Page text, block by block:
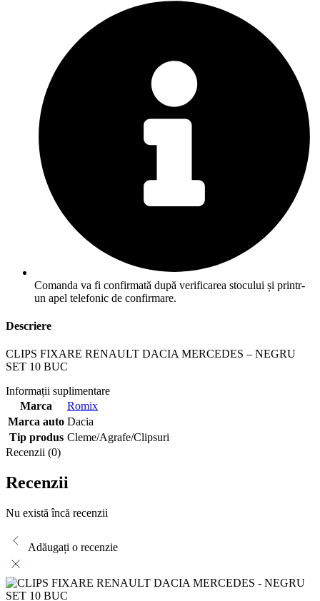
Comanda va fi confirmată după verificarea stocului și printr-
un apel telefonic de confirmare.
Descriere
CLIPS FIXARE RENAULT DACIA MERCEDES – NEGRU
SET 10 BUC
Informații suplimentare
Marca
Romix
Marca auto Dacia
Tip produs Cleme/Agrafe/Clipsuri
Recenzii (0)
Recenzii
Nu există încă recenzii
Adăugați o recenzie